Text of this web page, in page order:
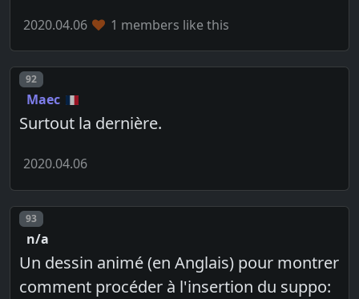
2020.04.06 1 members like this
Post number
92
Maec
Surtout la dernière.
2020.04.06
Post number
93
n/a
Un dessin animé (en Anglais) pour montrer
comment procéder à l'insertion du suppo: